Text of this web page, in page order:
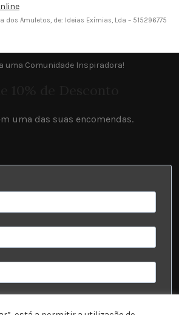
dos Amuletos, de: Ideias Exímias, Lda – 515296775
uma Comunidade Inspiradora!
uma das suas encomendas.